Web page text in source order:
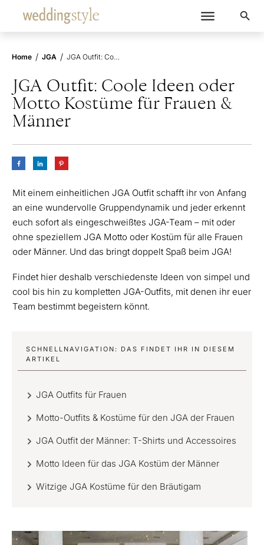
Home / JGA / JGA Outfit: Coole Ideen oder Motto Kostüme für Frauen & Männer
JGA Outfit: Coole Ideen oder
Motto Kostüme für Frauen &
Männer
Mit einem einheitlichen JGA Outfit schafft ihr von Anfang
an eine wundervolle Gruppendynamik und jeder erkennt
euch sofort als eingeschweißtes JGA-Team – mit oder
ohne speziellem JGA Motto oder Kostüm für alle Frauen
oder Männer. Und das bringt doppelt Spaß beim JGA!
Findet hier deshalb verschiedenste Ideen von simpel und
cool bis hin zu kompletten JGA-Outfits, mit denen ihr euer
Team bestimmt begeistern könnt.
SCHNELLNAVIGATION: DAS FINDET IHR IN DIESEM
ARTIKEL
JGA Outfits für Frauen
Motto-Outfits & Kostüme für den JGA der Frauen
JGA Outfit der Männer: T-Shirts und Accessoires
Motto Ideen für das JGA Kostüm der Männer
Witzige JGA Kostüme für den Bräutigam